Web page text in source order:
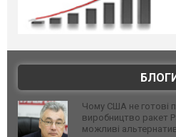
Чому США не готові
виробництво ракет
можливі